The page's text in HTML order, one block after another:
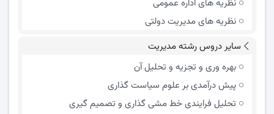
نظریه های اداره عمومی
نظریه های مدیریت دولتی
سایر دروس رشته مدیریت
بهره وری و تجزیه و تحلیل آن
پیش درآمدی بر علوم سیاست گذاری
تحلیل فرایندی خط مشی گذاری و تصمیم گیری